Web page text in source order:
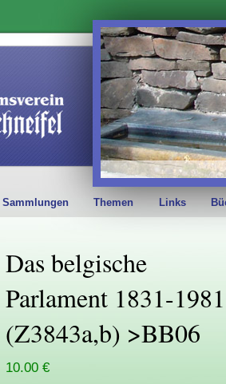
Sammlungen Themen Links
Das belgische
Parlament 1831-1981
(Z3843a,b) >BB06
10.00 €